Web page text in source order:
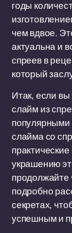
годы
чем вдвое.
актуальна и
спреев в
который
Итак, если вы
слайм из
слайма со
украшению
подробно
секретах,
успешным и